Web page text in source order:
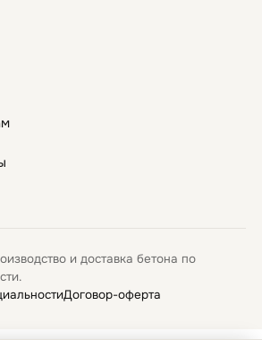
и доставка бетона по
Договор-оферта